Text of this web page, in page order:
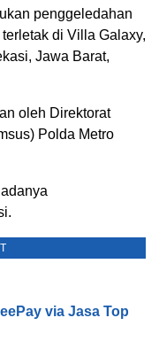
penggeledahan
di Villa Galaxy,
Jawa Barat,
oleh Direktorat
Polda Metro
via Jasa Top